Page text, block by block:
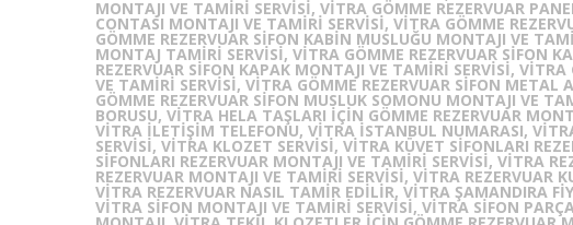
MONTAJI VE TAMIRI SERVISI, VITRA GÖMME REZERVUAR
CONTASI MONTAJI VE TAMIRI SERVISI, VITRA GÖMME
GÖMME REZERVUAR SIFON KABIN MUSLUĞU MONTAJI VE
MONTAJ TAMIRI SERVISI, VITRA GÖMME REZERVUAR SIFON
REZERVUAR SIFON KAPAK MONTAJI VE TAMIRI SERVISI,
VE TAMIRI SERVISI, VITRA GÖMME REZERVUAR SIFON
GÖMME REZERVUAR SIFON MUSLUK SOMONU MONTAJI VE
BORUSU, VITRA HELA TAŞLARI IÇIN GÖMME REZERVUAR
VITRA ILETIŞIM TELEFONU, VITRA ISTANBUL NUMARASI,
SERVISI, VITRA KLOZET SERVISI, VITRA KÜVET SIFONLARI
SIFONLARI REZERVUAR MONTAJI VE TAMIRI SERVISI, VITRA
REZERVUAR MONTAJI VE TAMIRI SERVISI, VITRA REZERVUAR
VITRA REZERVUAR NASIL TAMIR EDILIR, VITRA ŞAMANDIRA
VITRA SIFON MONTAJI VE TAMIRI SERVISI, VITRA SIFON